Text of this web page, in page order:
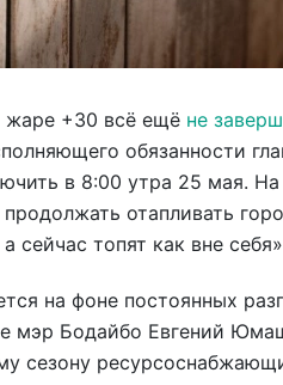
жаре +30 всё ещё не
обязанности
в 8:00 утра 25 мая.
отапливать
сейчас топят как вне
на фоне постоянных
мэр Бодайбо Евгений
сезону